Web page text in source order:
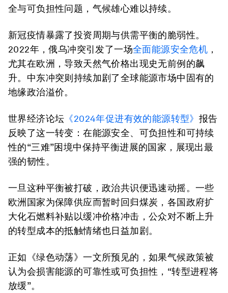
全与可负担性问题，气候雄心难以持续。
新冠疫情暴露了投资周期与供需平衡的脆弱性。
2022年，俄乌冲突引发了一场全面能源安全危机 ，
尤其在欧洲，导致天然气价格出现史无前例的飙
升。中东冲突则持续加剧了全球能源市场中固有的
地缘政治溢价。
世界经济论坛 《2024年促进有效的能源转型》 报告
反映了这一转变：在能源安全、可负担性和可持续
性的“三难”困境中保持平衡进展的国家，展现出最
强的韧性。
一旦这种平衡被打破，政治共识便迅速动摇。一些
欧洲国家为保障供应而暂时回归煤炭，各国政府扩
大化石燃料补贴以缓冲价格冲击，公众对不断上升
的转型成本的抵触情绪也日益加剧。
正如《绿色动荡》一文所预见的，如果气候政策被
认为会损害能源的可靠性或可负担性，“转型进程将
放缓”。